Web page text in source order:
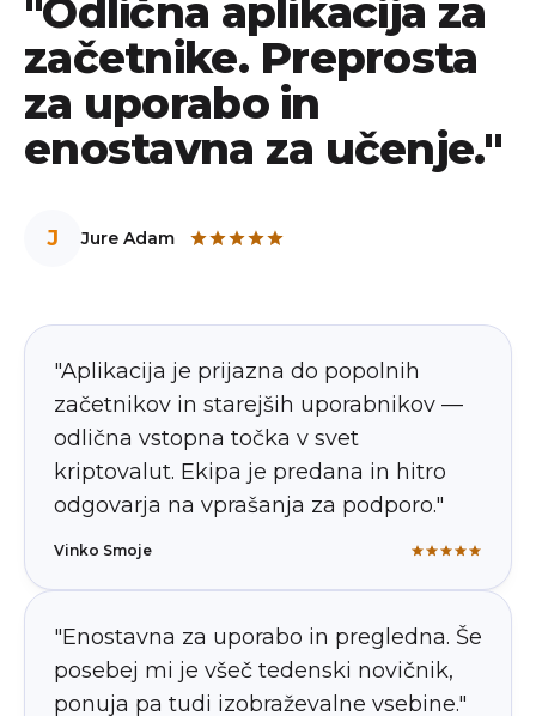
"Odlična aplikacija za
začetnike. Preprosta
za uporabo in
enostavna za učenje."
J Jure Adam
"Aplikacija je prijazna do popolnih
začetnikov in starejših uporabnikov —
odlična vstopna točka v svet
kriptovalut. Ekipa je predana in hitro
odgovarja na vprašanja za podporo."
Vinko Smoje
"Enostavna za uporabo in pregledna. Še
posebej mi je všeč tedenski novičnik,
ponuja pa tudi izobraževalne vsebine."